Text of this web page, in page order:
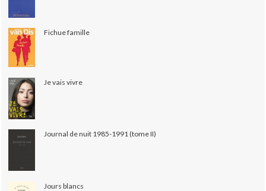
Fichue famille
Je vais vivre
Journal de nuit 1985-1991 (tome II)
Jours blancs